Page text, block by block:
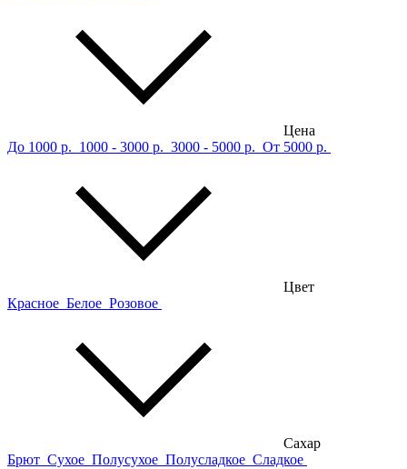
Цена
До 1000 р. 1000 - 3000 р. 3000 - 5000 р. От 5000 р.
Цвет
Красное Белое Розовое
Сахар
Брют Сухое Полусухое Полусладкое Сладкое